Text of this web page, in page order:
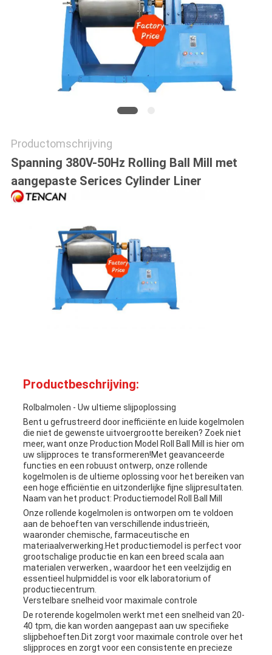
Productomschrijving
Spanning 380V-50Hz Rolling Ball Mill met
aangepaste Serices Cylinder Liner
Productbeschrijving:
Rolbalmolen - Uw ultieme slijpoplossing
Bent u gefrustreerd door inefficiënte en luide kogelmolen
die niet de gewenste uitvoergrootte bereiken? Zoek niet
meer, want onze Production Model Roll Ball Mill is hier om
uw slijpproces te transformeren!Met geavanceerde
functies en een robuust ontwerp, onze rollende
kogelmolen is de ultieme oplossing voor het bereiken van
een hoge efficiëntie en uitzonderlijke fijne slijpresultaten.
Naam van het product: Productiemodel Roll Ball Mill
Onze rollende kogelmolen is ontworpen om te voldoen
aan de behoeften van verschillende industrieën,
waaronder chemische, farmaceutische en
materiaalverwerking.Het productiemodel is perfect voor
grootschalige productie en kan een breed scala aan
materialen verwerken., waardoor het een veelzijdig en
essentieel hulpmiddel is voor elk laboratorium of
productiecentrum.
Verstelbare snelheid voor maximale controle
De roterende kogelmolen werkt met een snelheid van 20-
40 tpm, die kan worden aangepast aan uw specifieke
slijpbehoeften.Dit zorgt voor maximale controle over het
slijpproces en zorgt voor een consistente en precieze